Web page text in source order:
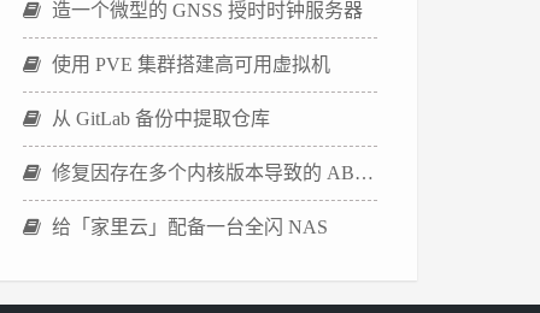
造一个微型的 GNSS 授时时钟服务器
使用 PVE 集群搭建高可用虚拟机
从 GitLab 备份中提取仓库
修复因存在多个内核版本导致的 ABB Agent 安装失败
给「家里云」配备一台全闪 NAS